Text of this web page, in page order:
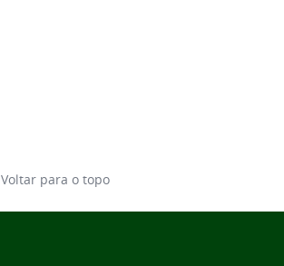
Voltar para o topo